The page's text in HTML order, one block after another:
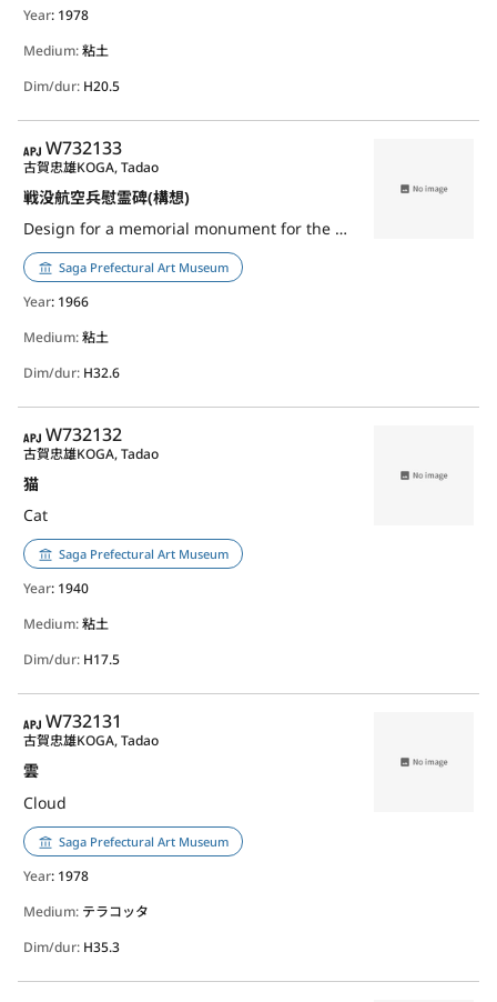
Year: 1978
Medium:粘土
Dim/dur: H20.5
APJ
W732133
戦没航空兵慰霊碑(構想)
Design for a memorial monument for the war dead aviation soldier
古賀忠雄KOGA, Tadao
Saga Prefectural Art Museum
Year: 1966
Medium:粘土
Dim/dur: H32.6
APJ
W732132
猫
Cat
古賀忠雄KOGA, Tadao
Saga Prefectural Art Museum
Year: 1940
Medium:粘土
Dim/dur: H17.5
APJ
W732131
雲
Cloud
古賀忠雄KOGA, Tadao
Saga Prefectural Art Museum
Year: 1978
Medium: テラコッタ
Dim/dur: H35.3